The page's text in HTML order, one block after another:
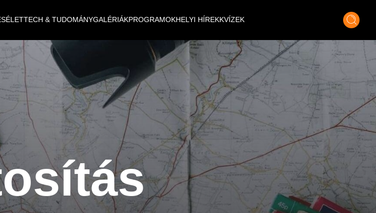
ÉLETTECH & TUDOMÁNYGALÉRIÁKPROGRAMOKHELYI HÍREKKVÍZEK